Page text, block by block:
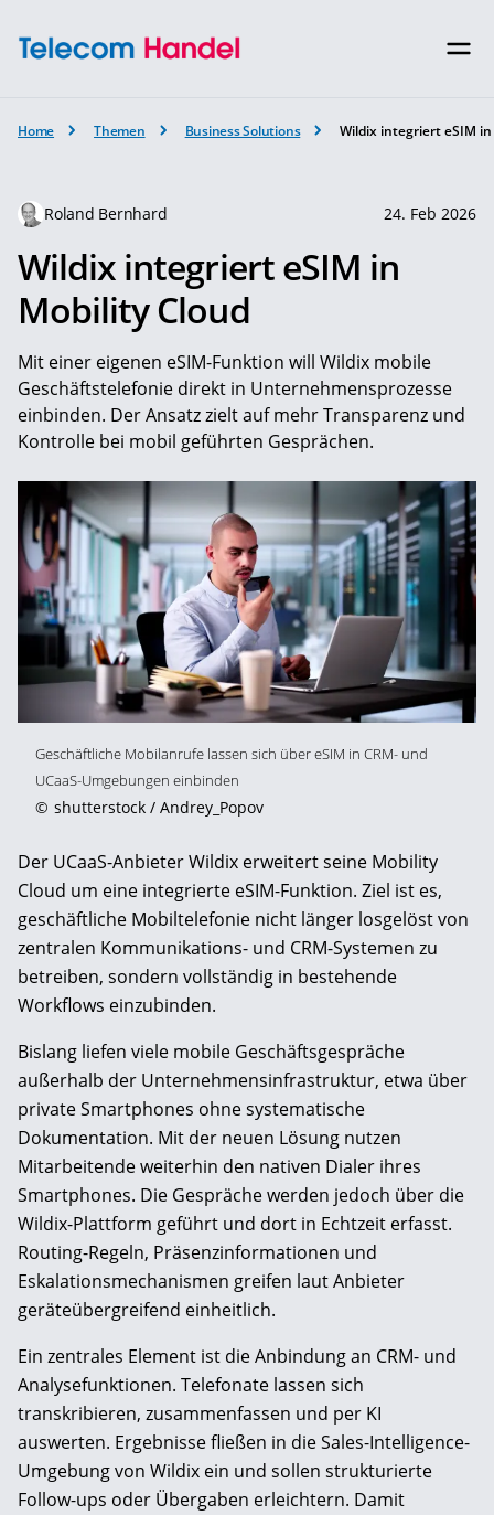
Home Themen Business Solutions Wildix integriert eSIM
Roland Bernhard 24. Feb 2026
Wildix integriert eSIM in
Mobility Cloud
Mit einer eigenen eSIM-Funktion will Wildix mobile
Geschäftstelefonie direkt in Unternehmensprozesse
einbinden. Der Ansatz zielt auf mehr Transparenz und
Kontrolle bei mobil geführten Gesprächen.
Geschäftliche Mobilanrufe lassen sich über eSIM in CRM- und
UCaaS-Umgebungen einbinden
© shutterstock / Andrey_Popov
Der UCaaS-AnbieterWildix erweitert seine Mobility
Cloud um eine integrierte eSIM-Funktion. Ziel ist es,
geschäftliche Mobiltelefonie nicht länger losgelöst von
zentralen Kommunikations- und CRM-Systemen zu
betreiben, sondern vollständig in bestehende
Workflows einzubinden.
Bislang liefen viele mobile Geschäftsgespräche
außerhalb der Unternehmensinfrastruktur, etwa über
private Smartphones ohne systematische
Dokumentation. Mit der neuen Lösung nutzen
Mitarbeitende weiterhin den nativen Dialer ihres
Smartphones. Die Gespräche werden jedoch über die
Wildix-Plattform geführt und dort in Echtzeit erfasst.
Routing-Regeln, Präsenzinformationen und
Eskalationsmechanismen greifen laut Anbieter
geräteübergreifend einheitlich.
Ein zentrales Element ist die Anbindung an CRM- und
Analysefunktionen. Telefonate lassen sich
transkribieren, zusammenfassen und per KI
auswerten. Ergebnisse fließen in die Sales-Intelligence-
Umgebung von Wildix ein und sollen strukturierte
Follow-ups oder Übergaben erleichtern. Damit